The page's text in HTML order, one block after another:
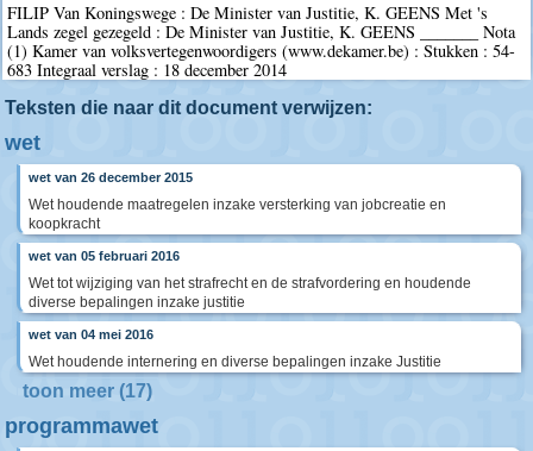
FILIP Van Koningswege : De Minister van Justitie, K. GEENS Met 's
Lands zegel gezegeld : De Minister van Justitie, K. GEENS _______ Nota
(1) Kamer van volksvertegenwoordigers (www.dekamer.be) : Stukken : 54-
683 Integraal verslag : 18 december 2014
Teksten die naar dit document verwijzen:
wet
wet van 26 december 2015
Wet houdende maatregelen inzake versterking van jobcreatie en
koopkracht
wet van 05 februari 2016
Wet tot wijziging van het strafrecht en de strafvordering en houdende
diverse bepalingen inzake justitie
wet van 04 mei 2016
Wet houdende internering en diverse bepalingen inzake Justitie
toon meer (17)
programmawet